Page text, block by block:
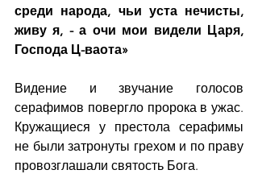
среди народа, чьи уста нечисты,
живу я, - а очи мои видели Царя,
Господа Ц-ваота»
Видение и звучание голосов
серафимов повергло пророка в ужас.
Кружащиеся у престола серафимы
не были затронуты грехом и по праву
провозглашали святость Бога.